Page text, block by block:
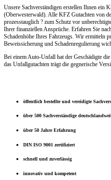
Unsere Sachverständigen erstellen Ihnen ein
(Oberwesterwald). Alle KFZ Gutachten von
prozesstauglich ? zum Schutz vor
Ihrer finanziellen Ansprüche. Erfahren Sie
Schadenhöhe Ihres Fahrzeugs. Wir ermitteln
Beweissicherung und Schadenregulierung
Bei einem Auto-Unfall hat der Geschädigte
das Unfallgutachten trägt die gegnerische
öffentlich bestellte und vereidigte
über 500 Sachverständige
über 50 Jahre Erfahrung
DIN ISO 9001 zertifiziert
schnell und zuverlässig
innovativ und kompetent